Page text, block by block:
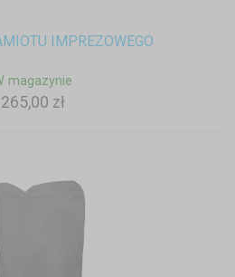
IMPREZOWEGO
magazynie
265,00 zł